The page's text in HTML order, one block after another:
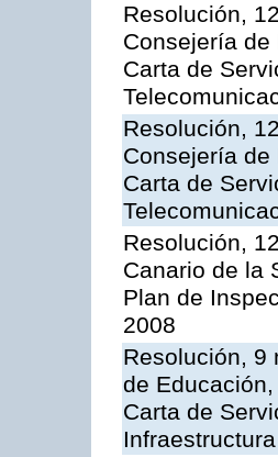
Resolución,
Consejería
Carta de
Resolución,
Consejería
Carta de
Resolución,
Canario de la
Plan de
2008
Resolución, 9
de
Carta de